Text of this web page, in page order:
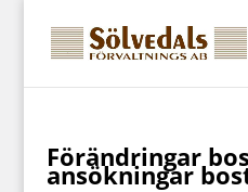
Förändringar
ansökningar